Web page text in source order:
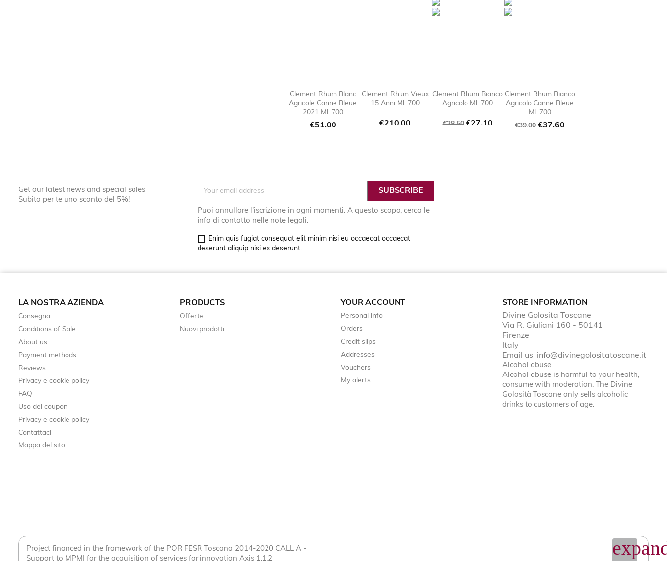
Clement Rhum Blanc
Agricole Canne Bleue
2021 Ml. 700
Price
€51.00
 favorite_border
Clement Rhum Vieux
15 Anni Ml. 700
Price
€210.00
Clement Rhum Bianco
Agricolo Ml. 700
Regular
€28.50 Price
€27.10
favorite_border
Clement Rhum Bianco
Agricolo Canne Bleue
Ml. 700
Regular
€39.00 Price
€37.60

Get our latest news and special sales
Subito per te uno sconto del 5%!
Puoi annullare l'iscrizione in ogni momenti. A questo scopo, cerca le
info di contatto nelle note legali.
Enim quis fugiat consequat elit minim nisi eu occaecat occaecat
deserunt aliquip nisi ex deserunt.
LA NOSTRA AZIENDA
Consegna
Conditions of Sale
About us
Payment methods
Reviews
Privacy e cookie policy
FAQ
Uso del coupon
Privacy e cookie policy
Contattaci
Mappa del sito
PRODUCTS
Offerte
Nuovi prodotti
YOUR ACCOUNT
Personal info
Orders
Credit slips
Addresses
Vouchers
My alerts
STORE INFORMATION
Divine Golosita Toscane
Via R. Giuliani 160 - 50141
Firenze
Italy
Email us: info@divinegolositatoscane.it
Alcohol abuse
Alcohol abuse is harmful to your health,
consume with moderation. The Divine
Golosità Toscane only sells alcoholic
drinks to customers of age.
Project financed in the framework of the POR FESR Toscana 2014-2020 CALL A -
Support to MPMI for the acquisition of services for innovation Axis 1.1.2